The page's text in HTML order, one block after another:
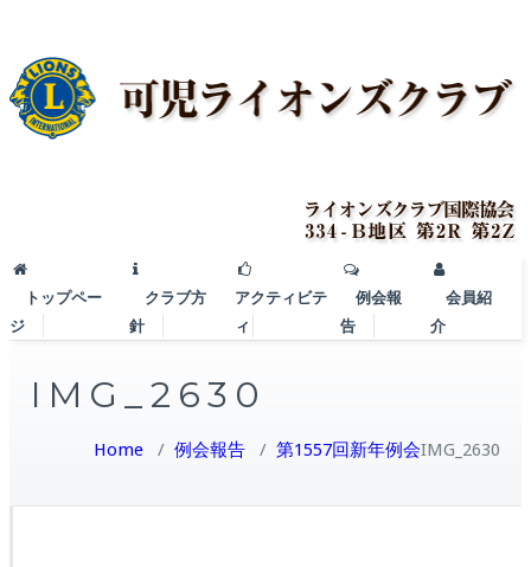
トップペー
ジ
クラブ方
針
アクティビテ
ィ
例会報
告
会員紹
介
IMG_2630
Home / 例会報告 / 第1557回新年例会IMG_2630